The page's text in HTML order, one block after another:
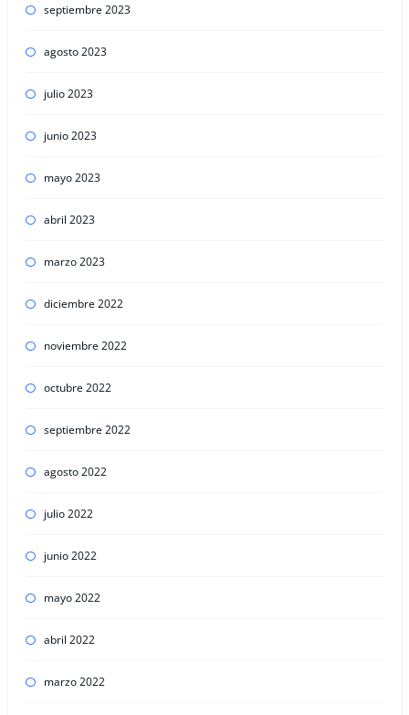
septiembre 2023
agosto 2023
julio 2023
junio 2023
mayo 2023
abril 2023
marzo 2023
diciembre 2022
noviembre 2022
octubre 2022
septiembre 2022
agosto 2022
julio 2022
junio 2022
mayo 2022
abril 2022
marzo 2022